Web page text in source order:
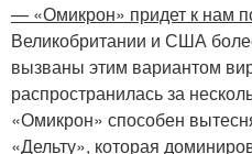
— «Омикрон» придет к нам
Великобритании и США
вызваны этим вариантом
распространилась за
«Омикрон» способен
«Дельту», которая